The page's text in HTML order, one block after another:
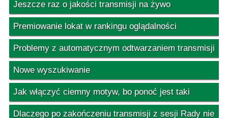
Jeszcze raz o jakości transmisji na żywo
Premiowanie lokat w rankingu oglądalności
Problemy z automatycznym odtwarzaniem transmisji
Nowe wyszukiwanie
Jak włączyć ciemny motyw, bo ponoć jest taki
Dlaczego po zakończeniu transmisji z sesji Rady nie